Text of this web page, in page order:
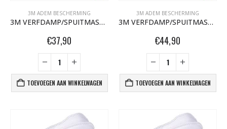
3M ADEM BESCHERMING
3M VERFDAMP/SPUITMASKER FFA1P2 06941
€37,90
TOEVOEGEN AAN WINKELWAGEN
3M ADEM BESCHERMING
3M VERFDAMP/SPUITMASKER FFA1P3 06942
€44,90
TOEVOEGEN AAN WINKELWAGEN